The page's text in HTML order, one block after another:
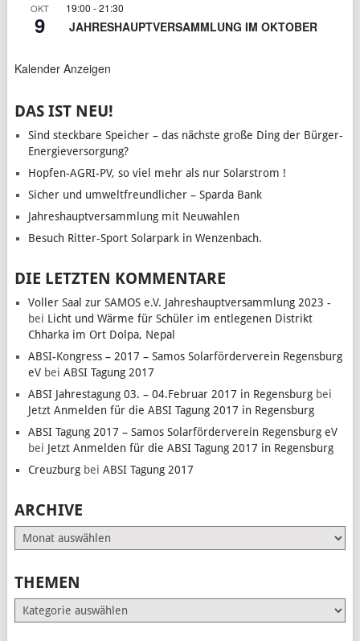
OKT
9
19:00 -21:30
JAHRESHAUPTVERSAMMLUNG IM OKTOBER
Kalender Anzeigen
DAS IST NEU!
Sind steckbare Speicher – das nächste große Ding der Bürger-
Energieversorgung?
Hopfen-AGRI-PV, so viel mehr als nur Solarstrom !
Sicher und umweltfreundlicher – Sparda Bank
Jahreshauptversammlung mit Neuwahlen
Besuch Ritter-Sport Solarpark in Wenzenbach.
DIE LETZTEN KOMMENTARE
Voller Saal zur SAMOS e.V. Jahreshauptversammlung 2023 -
bei Licht und Wärme für Schüler im entlegenen Distrikt
Chharka im Ort Dolpa, Nepal
ABSI-Kongress – 2017 – Samos Solarförderverein Regensburg
eVbei ABSI Tagung 2017
ABSI Jahrestagung 03. – 04.Februar 2017 in Regensburgbei
Jetzt Anmelden für die ABSI Tagung 2017 in Regensburg
ABSI Tagung 2017 – Samos Solarförderverein Regensburg eV
bei Jetzt Anmelden für die ABSI Tagung 2017 in Regensburg
Creuzburgbei ABSI Tagung 2017
ARCHIVE
Archive
THEMEN
Themen